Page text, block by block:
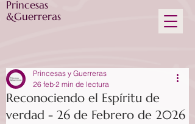
Princesas
&Guerreras
Reconociendo el Espíritu de
verdad - 26 de Febrero de 2026
Princesas y Guerreras
26 feb 2 min de lectura